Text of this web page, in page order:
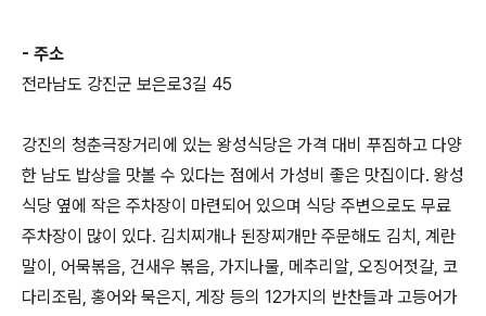
- 주소
전라남도 강진군 보은로3길 45
강진의 청춘극장거리에 있는 왕성식당은 가격 대비 푸짐하고 다양
한 남도 밥상을 맛볼 수 있다는 점에서 가성비 좋은 맛집이다. 왕성
식당 옆에 작은 주차장이 마련되어 있으며 식당 주변으로도 무료
주차장이 많이 있다. 김치찌개나 된장찌개만 주문해도 김치, 계란
말이, 어묵볶음, 건새우 볶음, 가지나물, 메추리알, 오징어젓갈, 코
다리조림, 홍어와 묵은지, 게장 등의 12가지의 반찬들과 고등어가